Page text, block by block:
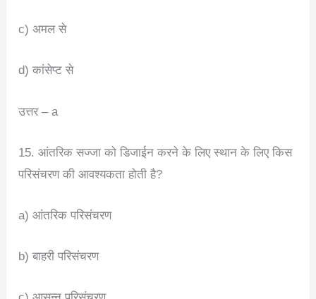
c) अमल से
d) कांसेप्ट से
उत्तर – a
15. आंतरिक सज्जा को डिजाईन करने के लिए स्थान के लिए किस
परिसंचरण की आवश्यकता होती है?
a) आंतरिक परिसंचरण
b) बाहरी परिसंचरण